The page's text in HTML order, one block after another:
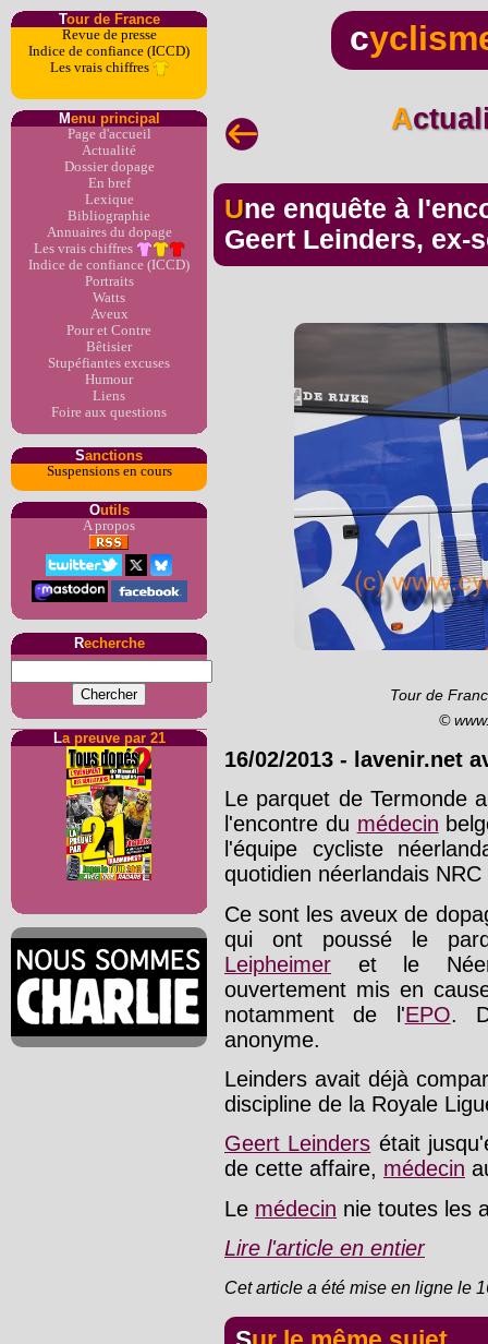
Tour de France
Revue de presse
Indice de confiance (ICCD)
Les vrais chiffres
Menu principal
Page d'accueil
Actualité
Dossier dopage
En bref
Lexique
Bibliographie
Annuaires du dopage
Les vrais chiffres
Indice de confiance (ICCD)
Portraits
Watts
Aveux
Pour et Contre
Bêtisier
Stupéfiantes excuses
Humour
Liens
Foire aux questions
Sanctions
Suspensions en cours
Outils
A propos
Recherche
La preuve par 21
c
Une enquête à l'encontre du médecin belge
Geert Leinders, ex-
Tour de
©
16/02/2013 - lavenir.net
Le parquet de Termonde
l'encontre du médecin
l'équipe cycliste
quotidien néerlandais
Ce sont les aveux de
qui ont poussé le
Leipheimer et le
ouvertement mis en
notamment de l'EPO.
anonyme.
Leinders avait déjà
discipline de la Royale
Geert Leinders était
de cette affaire, médecin
Le médecin nie toutes les
Lire l'article en entier
Cet article a été mise en ligne le